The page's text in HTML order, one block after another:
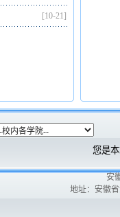
[10-21]
您是本
安
地址：安徽